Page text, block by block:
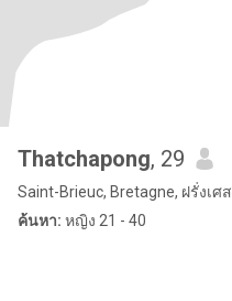
Thatchapong, 29
Saint-Brieuc, Bretagne, ฝรั่งเศส
ค้นหา: หญิง 21 - 40